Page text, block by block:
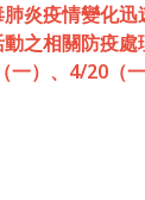
炎疫情變化
之相關防疫處
一）、4/20（